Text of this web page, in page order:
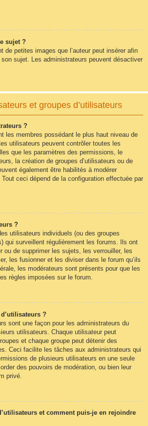
sujet ?
de petites images que l’auteur peut insérer afin
son sujet. Les administrateurs peuvent désactiver
et groupes d’utilisateurs
?
les membres possédant le plus haut niveau de
utilisateurs peuvent contrôler toutes les
que les paramètres des permissions, le
la création de groupes d’utilisateurs ou de
également être habilités à modérer
Tout ceci dépend de la configuration effectuée par
?
utilisateurs individuels (ou des groupes
qui surveillent régulièrement les forums. Ils ont
ou de supprimer les sujets, les verrouiller, les
les fusionner et les diviser dans le forum qu’ils
les modérateurs sont présents pour que les
règles imposées sur le forum.
?
sont une façon pour les administrateurs du
utilisateurs. Chaque utilisateur peut
et chaque groupe peut détenir des
Ceci facilite les tâches aux administrateurs qui
de plusieurs utilisateurs en une seule
des pouvoirs de modération, ou bien leur
privé.
et comment puis-je en rejoindre